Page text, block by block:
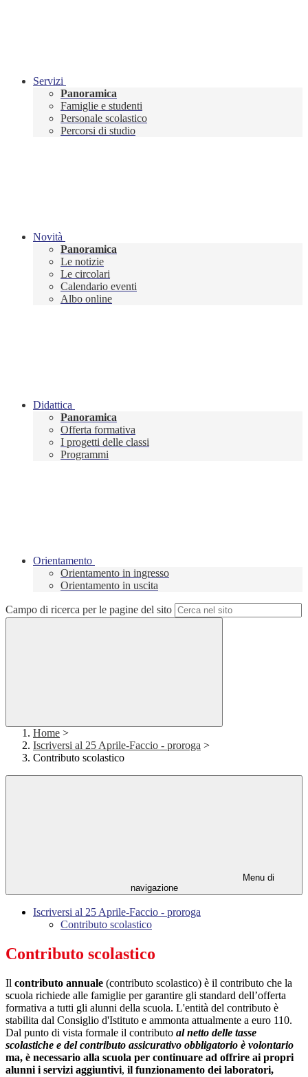
Servizi
Panoramica
Famiglie e studenti
Personale scolastico
Percorsi di studio
Novità
Panoramica
Le notizie
Le circolari
Calendario eventi
Albo online
Didattica
Panoramica
Offerta formativa
I progetti delle classi
Programmi
Orientamento
Orientamento in ingresso
Orientamento in uscita
Campo di ricerca per le pagine del sito
Home >
Iscriversi al 25 Aprile-Faccio - proroga >
Contributo scolastico
Menu di
navigazione
Iscriversi al 25 Aprile-Faccio - proroga
Contributo scolastico
Contributo scolastico
Il contributo annuale (contributo scolastico) è il contributo che la
scuola richiede alle famiglie per garantire gli standard dell’offerta
formativa a tutti gli alunni della scuola. L'entità del contributo è
stabilita dal Consiglio d'Istituto e ammonta attualmente a euro 110.
Dal punto di vista formale il contributo al netto delle tasse
scolastiche e del contributo assicurativo obbligatorio è volontario
ma, è necessario alla scuola per continuare ad offrire ai propri
alunni i servizi aggiuntivi, il funzionamento dei laboratori,